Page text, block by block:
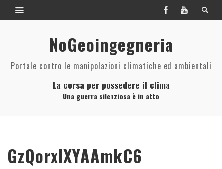
NoGeoingegneria
Portale contro le manipolazioni climatiche ed ambientali
La corsa per possedere il clima
Una guerra silenziosa è in atto
GzQorxIXYAAmkC6